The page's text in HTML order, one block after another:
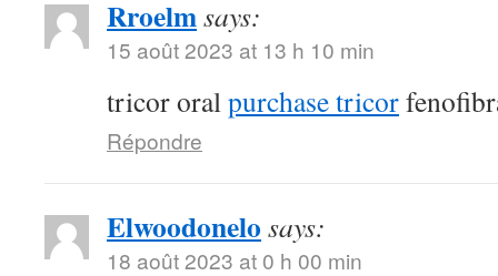
Rroelmsays:
15 août 2023 at 13 h 10 min
tricor oralpurchase tricor
Répondre
Elwoodonelo says:
18 août 2023 at 0 h 00 min